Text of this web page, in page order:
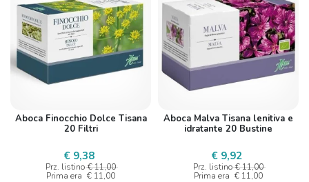
Aboca Finocchio Dolce Tisana
20 Filtri
€ 9,38
Prz. listino € 11,00
Prima era € 11,00
Aboca Malva Tisana lenitiva e
idratante 20 Bustine
€ 9,92
Prz. listino € 11,00
Prima era € 11,00